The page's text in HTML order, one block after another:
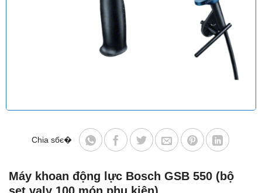
Chia sбє�
Máy khoan động lực Bosch GSB 550 (bộ